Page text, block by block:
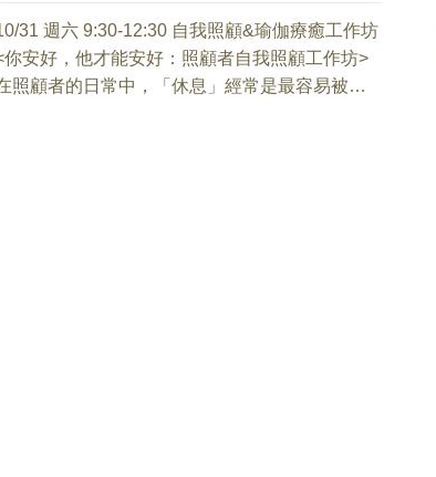
【活動須知】(必讀)
(1) 本活動以 32 人為最低成團人數。若報名人數
31 週六 9:30-12:30 自我照顧&瑜伽療癒工作坊
你安好，他才能安好：照顧者自我照顧工作坊>
照顧者的日常中，「休息」經常是最容易被忽